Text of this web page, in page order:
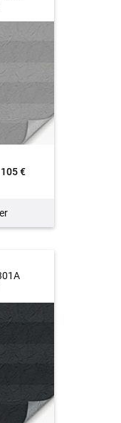
105 €